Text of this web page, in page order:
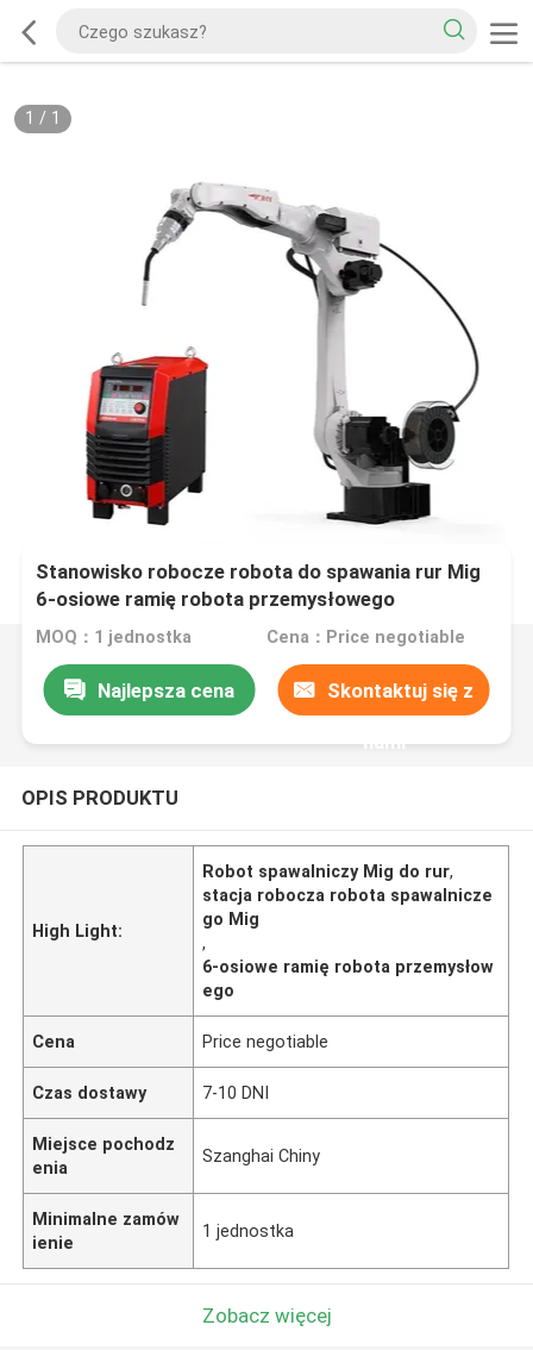
1 / 1
Stanowisko robocze robota do spawania rur Mig
6-osiowe ramię robota przemysłowego
MOQ：1 jednostka Cena：Price negotiable
Najlepsza cena Skontaktuj się z
nami
OPIS PRODUKTU
High Light:
Robot spawalniczy Mig do rur,
stacja robocza robota spawalnicze
go Mig
,
6-osiowe ramię robota przemysłow
ego
Cena Price negotiable
Czas dostawy 7-10 DNI
Miejsce pochodz
enia
Szanghai Chiny
Minimalne zamów
ienie
1 jednostka
Zobacz więcej